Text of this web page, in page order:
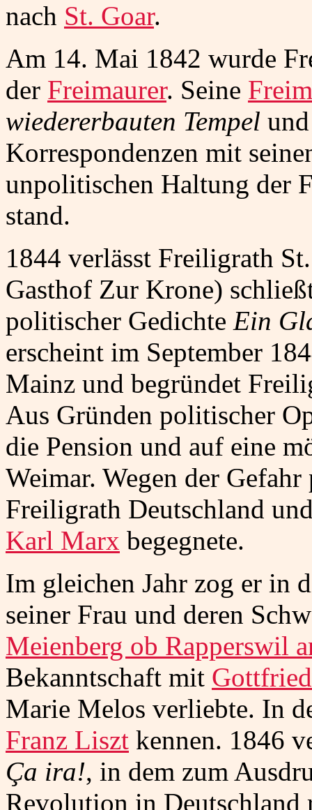
nach St. Goar.
Am 14. Mai 1842 wurde
der Freimaurer. Seine
wiedererbauten Tempel
Korrespondenzen mit
unpolitischen Haltung der
stand.
1844 verlässt Freiligrath
Gasthof Zur Krone)
politischer Gedichte Ein
erscheint im September
Mainz und begründet
Aus Gründen politischer
die Pension und auf eine
Weimar. Wegen der
Freiligrath Deutschland
Karl Marx begegnete.
Im gleichen Jahr zog er in
seiner Frau und deren
Meienberg ob Rapperswil
Bekanntschaft mit
Marie Melos verliebte. In
Franz Liszt kennen. 1846
Ça ira!, in dem zum
Revolution in Deutschland